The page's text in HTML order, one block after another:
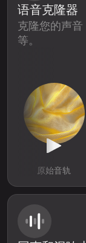
语音克隆器
克隆您的声
等。
原始音轨